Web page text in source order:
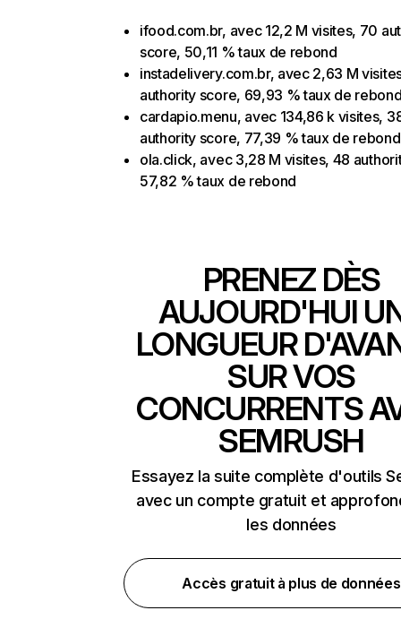
ifood.com.br, avec 12,2 M visites, 70
score, 50,11 % taux de rebond
instadelivery.com.br, avec 2,63 M
authority score, 69,93 % taux de
cardapio.menu, avec 134,86 k visites,
authority score, 77,39 % taux de rebond
ola.click, avec 3,28 M visites, 48
57,82 % taux de rebond
PRENEZ DÈS
AUJOURD'HUI
LONGUEUR
SUR VOS
CONCURRENTS
SEMRUSH
Essayez la suite complète d'outils
avec un compte gratuit et
les données
Accès gratuit à plus de données